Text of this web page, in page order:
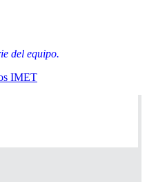
del equipo.
IMET